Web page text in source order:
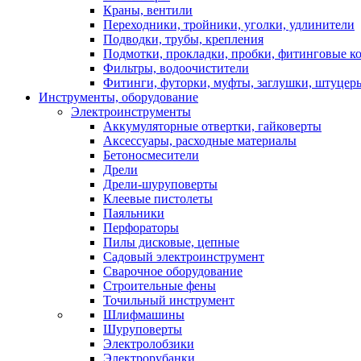
Краны, вентили
Переходники, тройники, уголки, удлинители
Подводки, трубы, крепления
Подмотки, прокладки, пробки, фитинговые
Фильтры, водоочистители
Фитинги, футорки, муфты, заглушки,
Инструменты, оборудование
Электроинструменты
Аккумуляторные отвертки, гайковерты
Аксессуары, расходные материалы
Бетоносмесители
Дрели
Дрели-шуруповерты
Клеевые пистолеты
Паяльники
Перфораторы
Пилы дисковые, цепные
Садовый электроинструмент
Сварочное оборудование
Строительные фены
Точильный инструмент
Шлифмашины
Шуруповерты
Электролобзики
Электрорубанки